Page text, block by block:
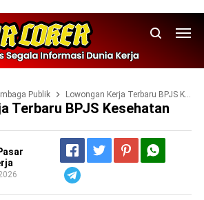
Publik Lowongan Kerja Terbaru BPJS Kesehatan
Terbaru BPJS Kesehatan